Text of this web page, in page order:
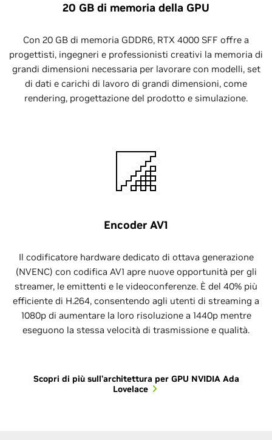
20 GB di memoria della GPU
Con 20 GB di memoria GDDR6, RTX 4000 SFF offre a
progettisti, ingegneri e professionisti creativi la memoria di
grandi dimensioni necessaria per lavorare con modelli, set
di dati e carichi di lavoro di grandi dimensioni, come
rendering, progettazione del prodotto e simulazione.
Encoder AV1
Il codificatore hardware dedicato di ottava generazione
(NVENC) con codifica AV1 apre nuove opportunità per gli
streamer, le emittenti e le videoconferenze. È del 40% più
efficiente di H.264, consentendo agli utenti di streaming a
1080p di aumentare la loro risoluzione a 1440p mentre
eseguono la stessa velocità di trasmissione e qualità.
Scopri di più sull'architettura per GPU NVIDIA Ada
Lovelace